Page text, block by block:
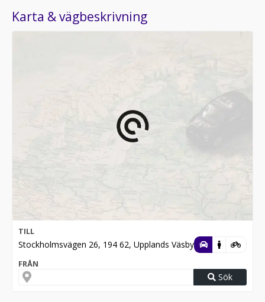
Karta & vägbeskrivning
TILL
Stockholmsvägen 26, 194 62, Upplands Väsby
FRÅN
Sök